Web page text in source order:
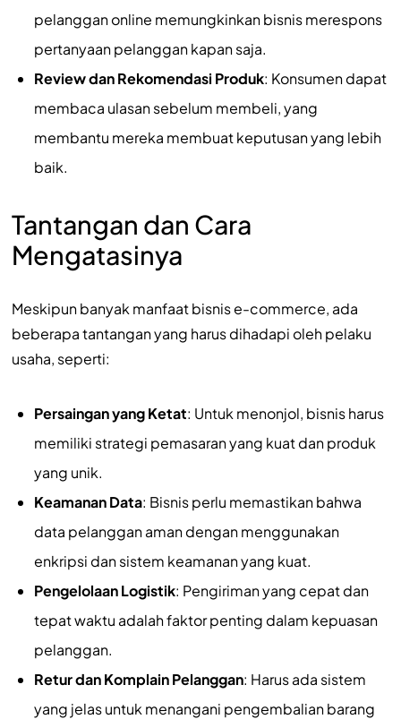
pelanggan online memungkinkan bisnis merespons
pertanyaan pelanggan kapan saja.
Review dan Rekomendasi Produk: Konsumen dapat
membaca ulasan sebelum membeli, yang
membantu mereka membuat keputusan yang lebih
baik.
Tantangan dan Cara
Mengatasinya
Meskipun banyak manfaat bisnis e-commerce, ada
beberapa tantangan yang harus dihadapi oleh pelaku
usaha, seperti:
Persaingan yang Ketat: Untuk menonjol, bisnis harus
memiliki strategi pemasaran yang kuat dan produk
yang unik.
Keamanan Data: Bisnis perlu memastikan bahwa
data pelanggan aman dengan menggunakan
enkripsi dan sistem keamanan yang kuat.
Pengelolaan Logistik: Pengiriman yang cepat dan
tepat waktu adalah faktor penting dalam kepuasan
pelanggan.
Retur dan Komplain Pelanggan: Harus ada sistem
yang jelas untuk menangani pengembalian barang